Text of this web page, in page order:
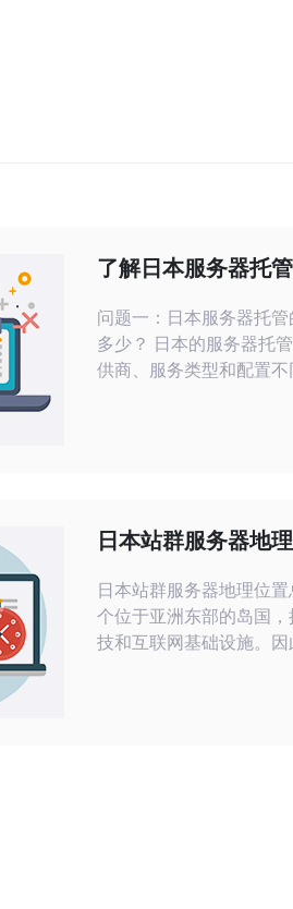
了解日本服务器托
问题一：日本服务器托
多少？ 日本的服务器托
供商、服务类型和配置不
也会有所变化。选择高性
或定制化服务时，费用会
日本站群服务器地
日本站群服务器地理位置总览 日
个位于亚洲东部的岛国
技和互联网基础设施。因